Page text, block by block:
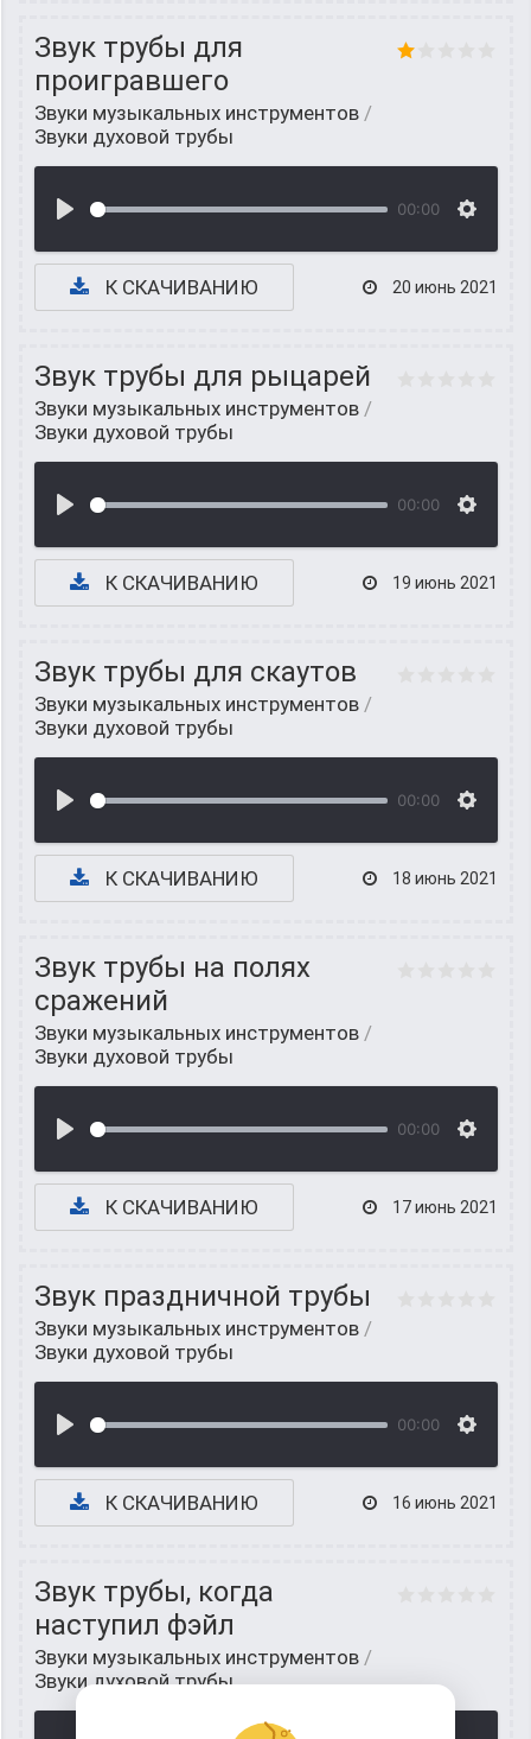
Звук трубы для
проигравшего
Звуки музыкальных инструментов /
Звуки духовой трубы
00:00
К СКАЧИВАНИЮ 20 июнь 2021
Звук трубы для рыцарей
Звуки музыкальных инструментов /
Звуки духовой трубы
00:00
К СКАЧИВАНИЮ 19 июнь 2021
Звук трубы для скаутов
Звуки музыкальных инструментов /
Звуки духовой трубы
00:00
К СКАЧИВАНИЮ 18 июнь 2021
Звук трубы на полях
сражений
Звуки музыкальных инструментов /
Звуки духовой трубы
00:00
К СКАЧИВАНИЮ 17 июнь 2021
Звук праздничной трубы
Звуки музыкальных инструментов /
Звуки духовой трубы
00:00
К СКАЧИВАНИЮ 16 июнь 2021
Звук трубы, когда
наступил фэйл
Звуки музыкальных инструментов /
Звуки духовой трубы